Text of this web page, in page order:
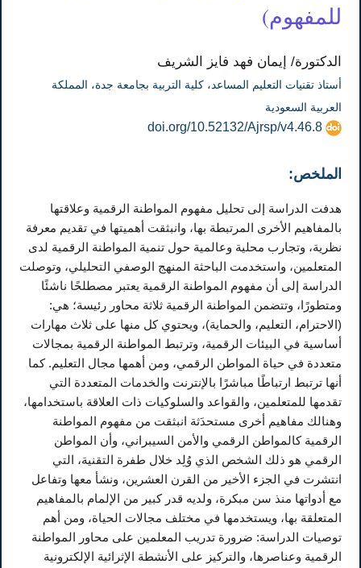
للمفهوم)
الدكتورة/ إيمان فهد فايز الشريف
أستاذ تقنيات التعليم المساعد، كلية التربية بجامعة جدة، المملكة
العربية السعودية
doi.org/10.52132/Ajrsp/v4.46.8
الملخص:
هدفت الدراسة إلى تحليل مفهوم المواطنة الرقمية وعلاقتها
بالمفاهيم الأخرى المرتبطة بها، وانبثقت أهميتها في تقديم معرفة
نظرية، وتجارب محلية وعالمية حول تنمية المواطنة الرقمية لدى
المتعلمين، واستخدمت الباحثة المنهج الوصفي التحليلي، وتوصلت
الدراسة إلى أن مفهوم المواطنة الرقمية يعتبر مصطلحًا ناشئًا
ومتطورًا، وتتضمن المواطنة الرقمية ثلاثة محاور رئيسة؛ هي:
(الاحترام، التعليم، والحماية)، ويحتوي كل منها على ثلاث مهارات
أساسية في البيئات الرقمية، وترتبط المواطنة الرقمية بمجالات
متعددة في حياة المواطن الرقمي، ومن أهمها مجال التعليم. كما
أنها ترتبط ارتباطًا مباشرًا بالإنترنت والخدمات المتعددة التي
تقدمها للمتعلمين، والقواعد والسلوكيات ذات العلاقة باستخدامها،
وهنالك مفاهيم أخرى مستحدَثة انبثقت من مفهوم المواطنة
الرقمية كالمواطن الرقمي والأمن السيبراني، وأن المواطن
الرقمي هو ذلك الشخص الذي وُلِد خلال طفرة التقنية، التي
انتشرت في الجزء الأخير من القرن العشرين، ونشأ معها وتفاعل
مع أدواتها منذ سن مبكرة، ولديه قدر كبير من الإلمام بالمفاهيم
المتعلقة بها، ويستخدمها في مختلف مجالات الحياة، ومن أهم
توصيات الدراسة: ضرورة تدريب المعلمين على محاور المواطنة
الرقمية وعناصرها، والتركيز على الأنشطة الإثرائية الإلكترونية